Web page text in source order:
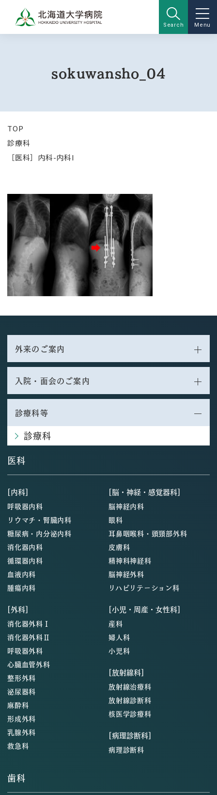
Search Menu
sokuwansho_04
TOP
診療科
［医科］内科-内科I
外来のご案内
入院・面会のご案内
診療科等
診療科
医科
[内科]
呼吸器内科
リウマチ・腎臓内科
糖尿病・内分泌内科
消化器内科
循環器内科
血液内科
腫瘍内科
[外科]
消化器外科Ⅰ
消化器外科Ⅱ
呼吸器外科
心臓血管外科
整形外科
泌尿器科
麻酔科
形成外科
乳腺外科
救急科
[脳・神経・感覚器科]
脳神経内科
眼科
耳鼻咽喉科・頭頸部外科
皮膚科
精神科神経科
脳神経外科
リハビリテーション科
[小児・周産・女性科]
産科
婦人科
小児科
[放射線科]
放射線治療科
放射線診断科
核医学診療科
[病理診断科]
病理診断科
歯科